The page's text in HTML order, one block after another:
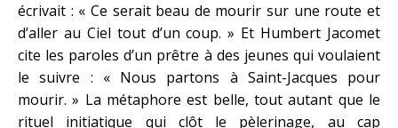
écrivait : « Ce serait beau de mourir sur une route et
d’aller au Ciel tout d’un coup. » Et Humbert Jacomet
cite les paroles d’un prêtre à des jeunes qui voulaient
le suivre : « Nous partons à Saint-Jacques pour
mourir. » La métaphore est belle, tout autant que le
rituel initiatique qui clôt le pèlerinage, au cap